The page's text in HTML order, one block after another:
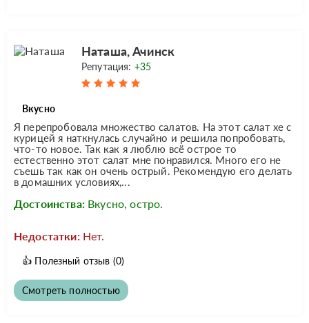
Наташа, Ачинск
Репутация: +35
Вкусно
Я перепробовала множество салатов. На этот салат хе с
курицей я наткнулась случайно и решила попробовать,
что-то новое. Так как я люблю всё острое то
естественно этот салат мне понравился. Много его не
съешь так как он очень острый. Рекомендую его делать
в домашних условиях,...
Достоинства: Вкусно, остро.
Недостатки: Нет.
👍 Полезный отзыв (0)
Смотреть полностью